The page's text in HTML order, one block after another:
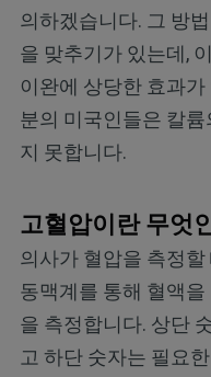
의하겠습니다. 그 방
을 맞추기가 있는데,
이완에 상당한 효과
분의 미국인들은 칼
지 못합니다.
고혈압이란 무엇
의사가 혈압을 측정
동맥계를 통해 혈액
을 측정합니다. 상단
고 하단 숫자는 필요